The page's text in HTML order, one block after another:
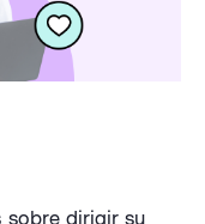
sobre dirigir su